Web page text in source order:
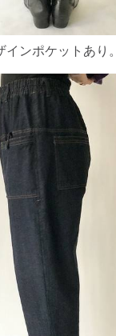
ンポケットあり。